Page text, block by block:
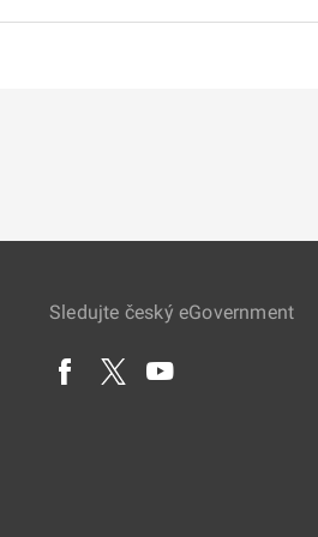
Sledujte český eGovernment